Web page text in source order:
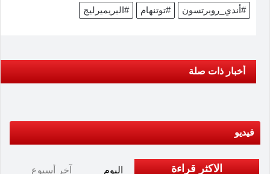
#البريميرليج #توتنهام #أندي_روبرتسون
أخبار ذات صلة
فيديو
الاكثر قراءة اليوم آخر أسبوع